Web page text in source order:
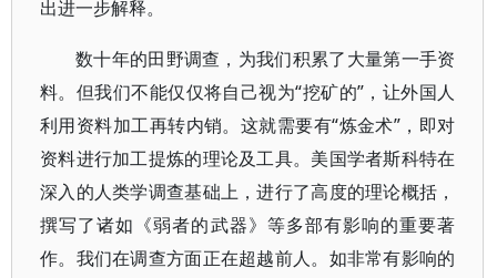
出进一步解释。
数十年的田野调查，为我们积累了大量第一手资
料。但我们不能仅仅将自己视为“挖矿的”，让外国人
利用资料加工再转内销。这就需要有“炼金术”，即对
资料进行加工提炼的理论及工具。美国学者斯科特在
深入的人类学调查基础上，进行了高度的理论概括，
撰写了诸如《弱者的武器》等多部有影响的重要著
作。我们在调查方面正在超越前人。如非常有影响的